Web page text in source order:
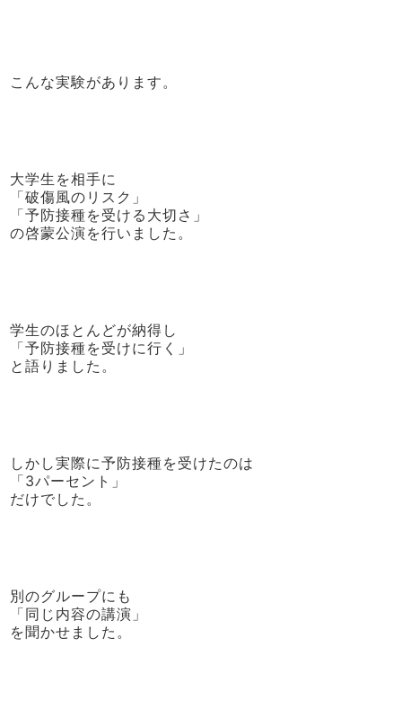
こんな実験があります。
大学生を相手に
「破傷風のリスク」
「予防接種を受ける大切さ」
の啓蒙公演を行いました。
学生のほとんどが納得し
「予防接種を受けに行く」
と語りました。
しかし実際に予防接種を受けたのは
「3パーセント」
だけでした。
別のグループにも
「同じ内容の講演」
を聞かせました。